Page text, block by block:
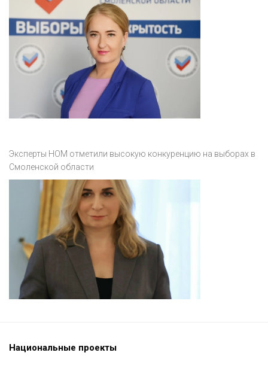
Эксперты НОМ отметили высокую конкуренцию на выборах в
Смоленской области
Национальные проекты